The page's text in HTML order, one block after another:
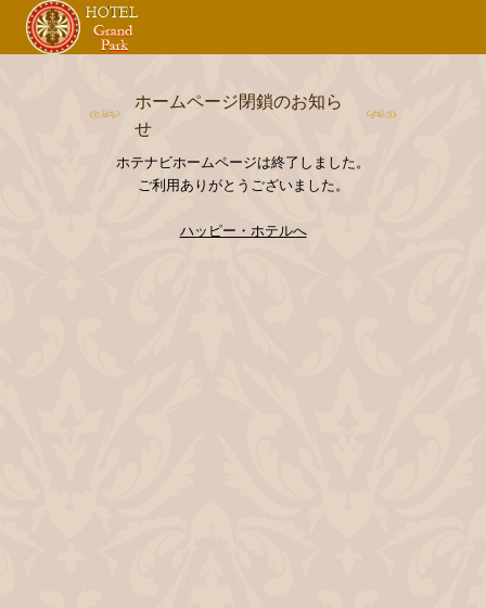
ホームページ閉鎖のお知ら
せ
ホテナビホームページは終了しました。
ご利用ありがとうございました。
ハッピー・ホテルへ